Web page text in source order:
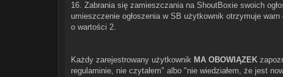
16. Zabrania się zamieszczania na ShoutBoxie swoich
umieszczenie ogłoszenia w SB użytkownik otrzymuje
o wartości 2.
Każdy zarejestrowany użytkownik MA OBOWIĄZEK
regulaminie, nie czytałem" albo "nie wiedziałem, że jest